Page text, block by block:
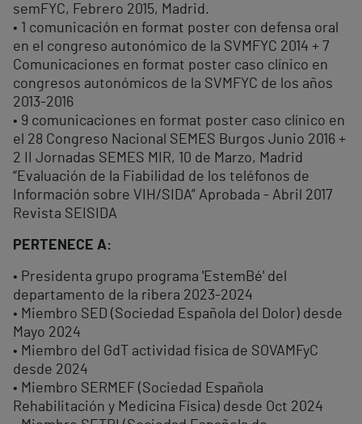
semFYC, Febrero 2015, Madrid.
• 1 comunicación en format poster con defensa oral
en el congreso autonómico de la SVMFYC 2014 + 7
Comunicaciones en format poster caso clínico en
congresos autonómicos de la SVMFYC de los años
2013-2016
• 9 comunicaciones en format poster caso clínico en
el 28 Congreso Nacional SEMES Burgos Junio 2016 +
2 II Jornadas SEMES MIR, 10 de Marzo, Madrid
“Evaluación de la Fiabilidad de los teléfonos de
Información sobre VIH/SIDA” Aprobada - Abril 2017
Revista SEISIDA
PERTENECE A:
• Presidenta grupo programa 'EstemBé' del
departamento de la ribera 2023-2024
• Miembro SED (Sociedad Española del Dolor) desde
Mayo 2024
• Miembro del GdT actividad fisica de SOVAMFyC
desde 2024
• Miembro SERMEF (Sociedad Española
Rehabilitación y Medicina Física) desde Oct 2024